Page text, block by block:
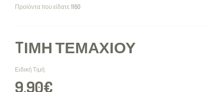
Προϊόντα που είδατε:1160
TΙΜΉ ΤΕΜΑΧΊΟΥ
Ειδική Τιμή:
9,90€